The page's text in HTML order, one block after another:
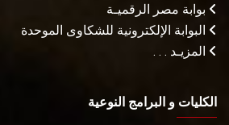
بوابة مصر الرقميـة
البوابة الإلكترونية للشكاوى الموحدة
المزيـد . . .
الكليات و البرامج النوعية